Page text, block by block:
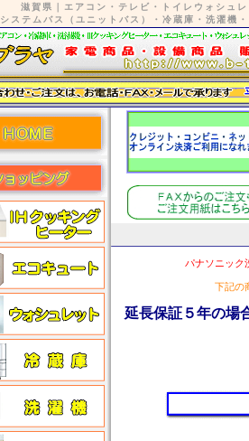
滋賀県｜エアコン・テレビ・トイレウォシュ
システムバス（ユニットバス）・冷蔵庫・洗濯機
パナソニック
下記の
延長保証５年の場